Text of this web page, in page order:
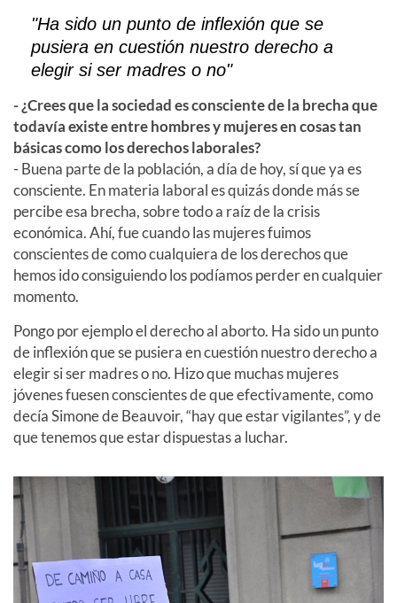
"Ha sido un punto de inflexión que se
pusiera en cuestión nuestro derecho a
elegir si ser madres o no"
- ¿Crees que la sociedad es consciente de la brecha que
todavía existe entre hombres y mujeres en cosas tan
básicas como los derechos laborales?
- Buena parte de la población, a día de hoy, sí que ya es
consciente. En materia laboral es quizás donde más se
percibe esa brecha, sobre todo a raíz de la crisis
económica. Ahí, fue cuando las mujeres fuimos
conscientes de como cualquiera de los derechos que
hemos ido consiguiendo los podíamos perder en cualquier
momento.
Pongo por ejemplo el derecho al aborto. Ha sido un punto
de inflexión que se pusiera en cuestión nuestro derecho a
elegir si ser madres o no. Hizo que muchas mujeres
jóvenes fuesen conscientes de que efectivamente, como
decía Simone de Beauvoir, “hay que estar vigilantes”, y de
que tenemos que estar dispuestas a luchar.